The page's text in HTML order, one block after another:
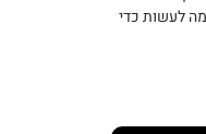
מה לעשות כדי